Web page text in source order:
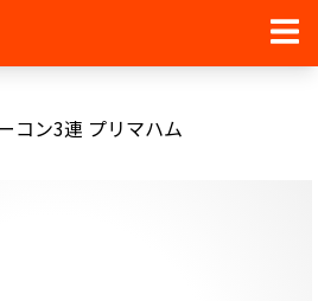
コン3連 プリマハム